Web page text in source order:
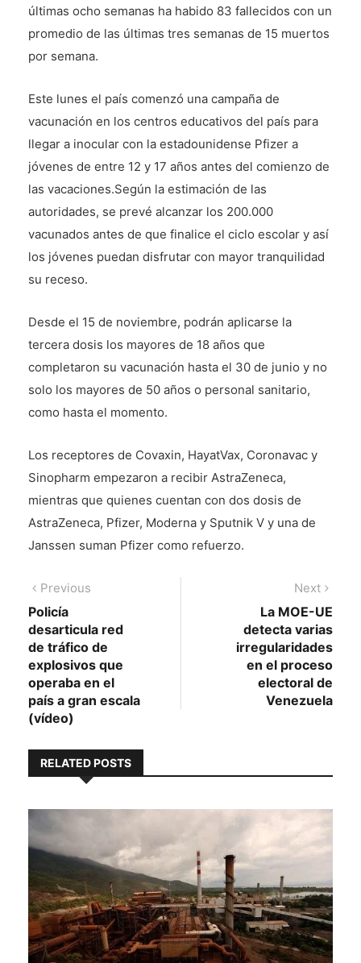
últimas ocho semanas ha habido 83 fallecidos con un
promedio de las últimas tres semanas de 15 muertos
por semana.
Este lunes el país comenzó una campaña de
vacunación en los centros educativos del país para
llegar a inocular con la estadounidense Pfizer a
jóvenes de entre 12 y 17 años antes del comienzo de
las vacaciones.Según la estimación de las
autoridades, se prevé alcanzar los 200.000
vacunados antes de que finalice el ciclo escolar y así
los jóvenes puedan disfrutar con mayor tranquilidad
su receso.
Desde el 15 de noviembre, podrán aplicarse la
tercera dosis los mayores de 18 años que
completaron su vacunación hasta el 30 de junio y no
solo los mayores de 50 años o personal sanitario,
como hasta el momento.
Los receptores de Covaxin, HayatVax, Coronavac y
Sinopharm empezaron a recibir AstraZeneca,
mientras que quienes cuentan con dos dosis de
AstraZeneca, Pfizer, Moderna y Sputnik V y una de
Janssen suman Pfizer como refuerzo.
Navegación
de
entradas
Previous
Policía
desarticula red
de tráfico de
explosivos que
operaba en el
país a gran escala
(vídeo)
Next
La MOE-UE
detecta varias
irregularidades
en el proceso
electoral de
Venezuela
RELATED POSTS